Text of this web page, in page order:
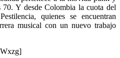
70. Y desde Colombia la cuota del
quienes se encuentran
musical con un nuevo trabajo